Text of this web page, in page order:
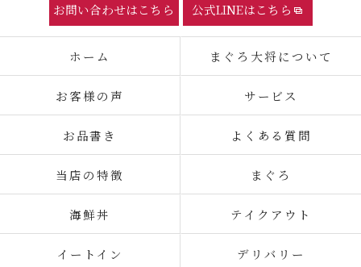
お問い合わせはこちら 公式LINEはこちら
ホーム まぐろ大将について
お客様の声 サービス
お品書き よくある質問
当店の特徴 まぐろ
海鮮丼 テイクアウト
イートイン デリバリー